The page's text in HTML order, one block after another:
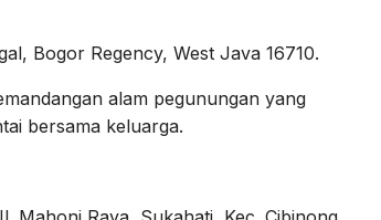
Bogor Regency, West Java 16710.
alam pegunungan yang
bersama keluarga.